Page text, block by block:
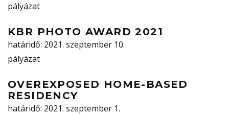
pályázat
KBR PHOTO AWARD 2021
határidő: 2021. szeptember 10.
pályázat
OVEREXPOSED HOME-BASED
RESIDENCY
határidő: 2021. szeptember 1.